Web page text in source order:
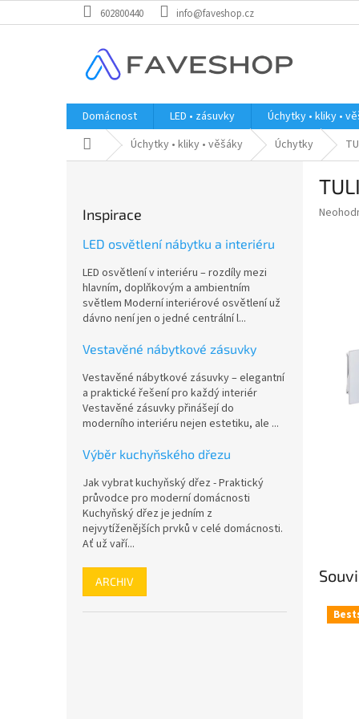
na
602800440 info@faveshop.cz
Domácnost LED • zásuvky Úchytky • kliky •
Domů Úchytky • kliky • věšáky Úchytky
Inspirace
LED osvětlení nábytku a interiéru
LED osvětlení v interiéru – rozdíly mezi
hlavním, doplňkovým a ambientním
světlem Moderní interiérové osvětlení už
dávno není jen o jedné centrální l...
Vestavěné nábytkové zásuvky
Vestavěné nábytkové zásuvky – elegantní
a praktické řešení pro každý interiér
Vestavěné zásuvky přinášejí do
moderního interiéru nejen estetiku, ale ...
Výběr kuchyňského dřezu
Jak vybrat kuchyňský dřez - Praktický
průvodce pro moderní domácnosti
Kuchyňský dřez je jedním z
nejvytíženějších prvků v celé domácnosti.
Ať už vaří...
ARCHIV